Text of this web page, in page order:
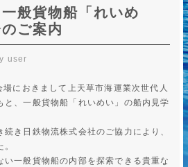
般貨物船「れいめ
ご案内
user
におきまして上天草市海運業次世代人
と、一般貨物船「れいめい」の船内見学
き日鉄物流株式会社のご協力により、
い一般貨物船の内部を探索できる貴重な